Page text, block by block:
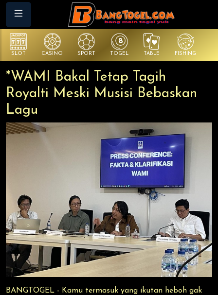
SLOT CASINO SPORT TOGEL TABLE FISHING
*WAMI Bakal Tetap Tagih
Royalti Meski Musisi Bebaskan
Lagu
BANGTOGEL - Kamu termasuk yang ikutan heboh gak